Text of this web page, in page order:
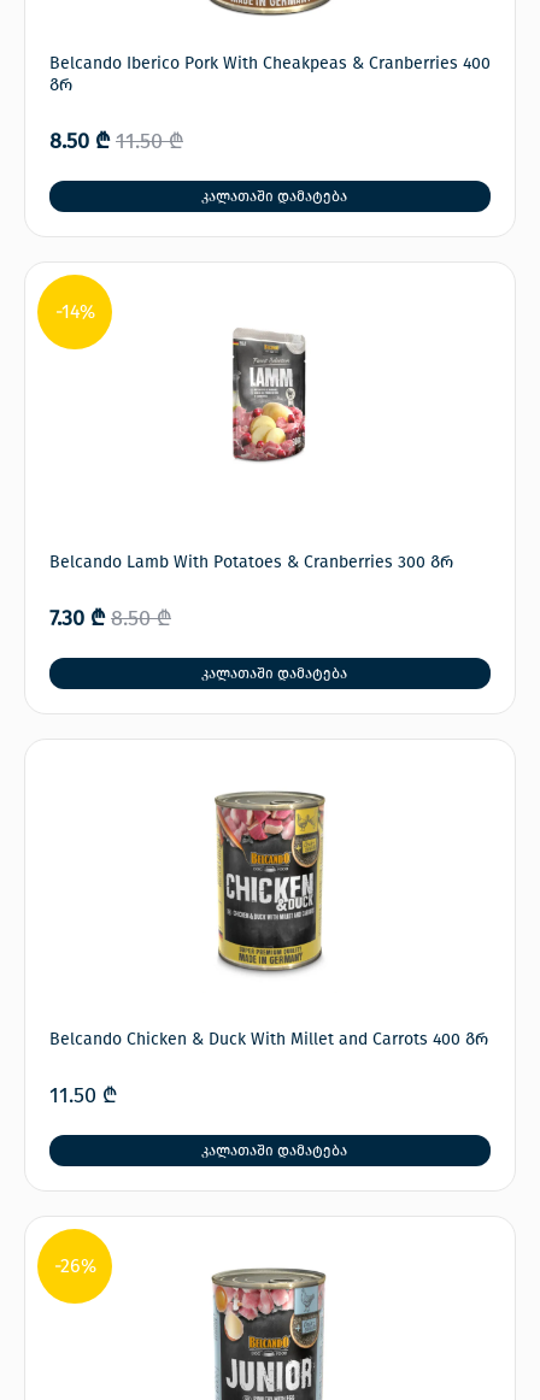
Belcando Iberico Pork With Cheakpeas & Cranberries 400
გრ
11.50₾
8.50 ₾
კალათაში დამატება
-14%
Belcando Lamb With Potatoes & Cranberries 300 გრ
8.50₾
7.30 ₾
კალათაში დამატება
Belcando Chicken & Duck With Millet and Carrots 400 გრ
11.50 ₾
კალათაში დამატება
-26%